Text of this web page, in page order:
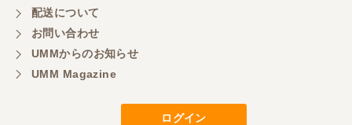
配送について
お問い合わせ
UMMからのお知らせ
UMM Magazine
ログイン